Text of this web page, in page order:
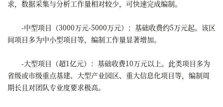
求，数据采集与分析工作量相对较少，可快速完成编制。
-中型项目（3000万元-5000万元）：基础收费约5万元起。该区
间项目多为中小型项目等，编制工作量显著增加。
-大型项目（超1亿元）：基础收费10万元以上。此类项目多为
省级或市级重点基建、大型产业园区、重大信息化项目等，编制周
期长且对团队专业度要求极高。